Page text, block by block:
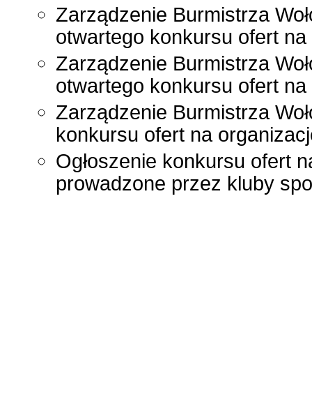
Zarządzenie Burmistrza
otwartego konkursu ofert
Zarządzenie Burmistrza
otwartego konkursu ofert
Zarządzenie Burmistrza
konkursu ofert na
Ogłoszenie konkursu ofert
prowadzone przez kluby